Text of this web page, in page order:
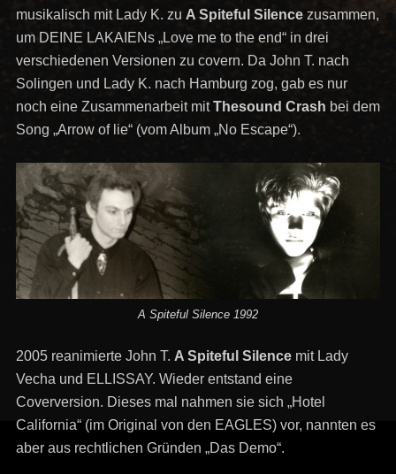
musikalisch mit Lady K. zu A Spiteful Silencezusammen,
um DEINE LAKAIENs „Love me to the end“ in drei
verschiedenen Versionen zu covern. Da John T. nach
Solingen und Lady K. nach Hamburg zog, gab es nur
noch eine Zusammenarbeit mitThesound Crash bei dem
Song „Arrow of lie“ (vom Album „No Escape“).
A Spiteful Silence 1992
2005 reanimierte John T. A Spiteful Silencemit Lady
Vecha und ELLISSAY. Wieder entstand eine
Coverversion. Dieses mal nahmen sie sich „Hotel
California“ (im Original von den EAGLES) vor, nannten es
aber aus rechtlichen Gründen „Das Demo“.